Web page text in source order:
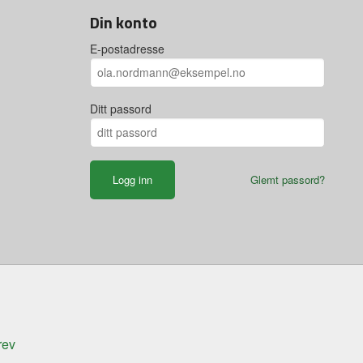
Din konto
E-postadresse
Ditt passord
Glemt passord?